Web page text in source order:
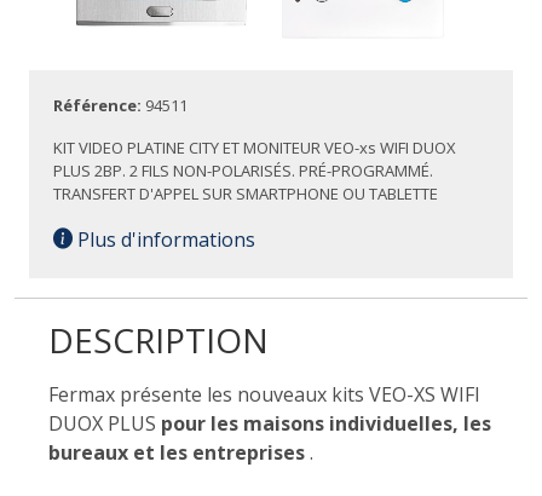
Référence: 94511
KIT VIDEO PLATINE CITY ET MONITEUR VEO-xs WIFI DUOX
PLUS 2BP. 2 FILS NON-POLARISÉS. PRÉ-PROGRAMMÉ.
TRANSFERT D'APPEL SUR SMARTPHONE OU TABLETTE
Plus d'informations
DESCRIPTION
Fermax présente les nouveaux kits VEO-XS WIFI
DUOX PLUS pour les maisons individuelles, les
bureaux et les entreprises.